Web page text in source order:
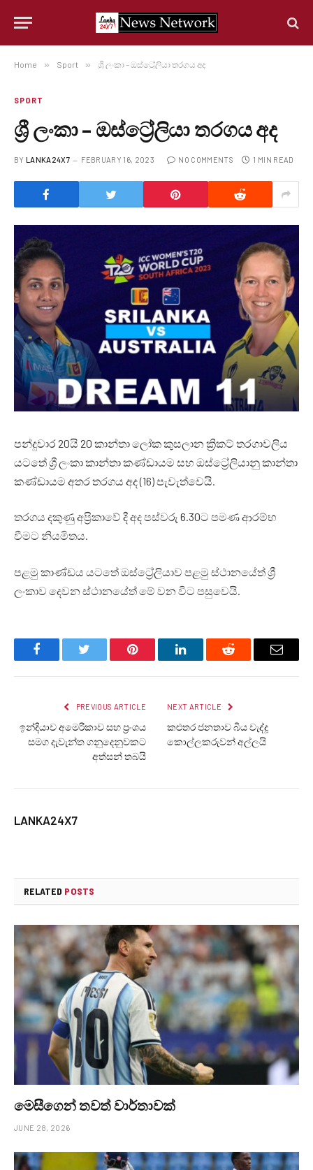
Home » Sport » ශ්‍රී ලංකා – ඔස්ට්‍රේලියා තරගය අද
SPORT
ශ්‍රී ලංකා – ඔස්ට්‍රේලියා තරගය අද
BY LANKA24X7 FEBRUARY 16, 2023 NO COMMENTS 1 MIN READ
පන්දුවාර 20යි 20 කාන්තා ලෝක කුසලාන ක්‍රිකට් තරගාවලිය
යටතේ ශ්‍රී ලංකා කාන්තා කණ්ඩායම සහ ඔස්ට්‍රේලියානු කාන්තා
කණ්ඩායම අතර තරගය අද (16) පැවැත්වෙයි.
තරගය දකුණු අප්‍රිකාවේ දී අද පස්වරු 6.30ට පමණ ආරම්භ
වීමට නියමිතය.
පළමු කාණ්ඩය යටතේ ඔස්ට්‍රේලියාව පළමු ස්ථානයේත් ශ්‍රී
ලංකාව දෙවන ස්ථානයේත් මේ වන විට පසුවෙයි.
FacebookTwitter Pinterest LinkedInReddit Email
PREVIOUS ARTICLE
ඉන්දියාව අමෙරිකාව සහ ප්‍රංශය
සමග දැවැන්ත ගනුදෙනුවකට
අත්සන් තබයි
NEXT ARTICLE
කළුතර ජනතාව බිය වැද්දූ
කොල්ලකරුවන් අල්ලයි
LANKA24X7
RELATED POSTS
මෙසීගෙන් තවත් වාර්තාවක්
JUNE 28, 2026